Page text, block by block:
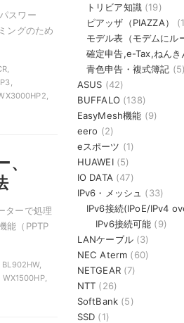
スワー
ングのため
ターで処理
能（PPTP
BL902HW,
トリビア知識(19)
ピアッザ（PIAZZA）
モデル表（モデムにル
確定申告,e-Tax,ねんき
青色申告・複式簿記 (5)
ASUS (42)
BUFFALO(138)
EasyMesh機能 (9)
eero (2)
eスポーツ (1)
HUAWEI(5)
IO DATA (47)
IPv6・メッシュ (33)
IPv6接続(IPoE/IPv4
IPv6接続可能 (9)
LANケーブル(3)
NEC Aterm (60)
NETGEAR(7)
NTT (26)
SoftBank (5)
SSD (1)